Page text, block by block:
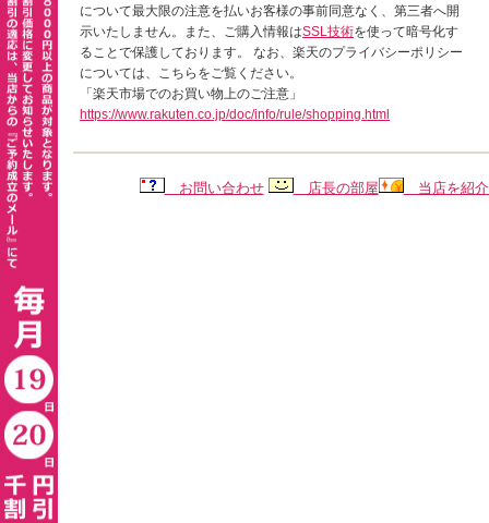
について最大限の注意を払いお客様の事前同意なく、第三者へ開
示いたしません。また、ご購入情報はSSL技術を使って暗号化す
ることで保護しております。 なお、楽天のプライバシーポリシー
については、こちらをご覧ください。
「楽天市場でのお買い物上のご注意」
https://www.rakuten.co.jp/doc/info/rule/shopping.html
お問い合わせ 店長の部屋 当店を紹介